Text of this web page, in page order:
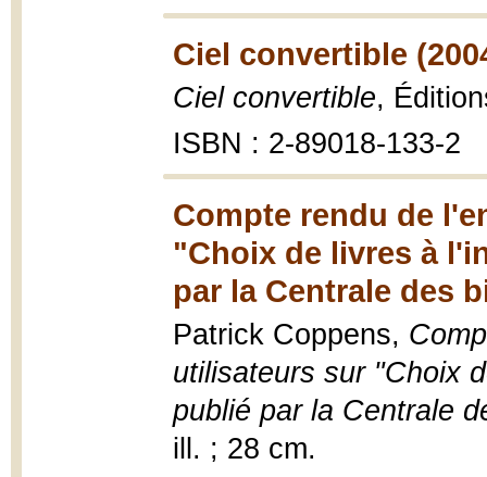
Ciel convertible
Ciel convertible,
ISBN : 2-89018-133-2
Compte rendu de
"Choix de livres à
par la Centrale des
Patrick Coppens,
utilisateurs sur "Choix
publié par la Centrale
ill. ; 28 cm.